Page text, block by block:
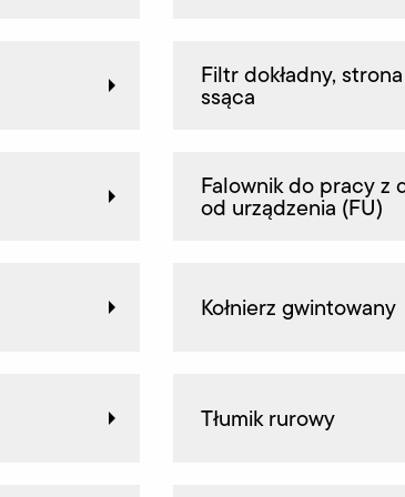
Filtr dokładny, strona
ssąca
Falownik do pracy z
od urządzenia (FU)
Kołnierz gwintowany
Tłumik rurowy